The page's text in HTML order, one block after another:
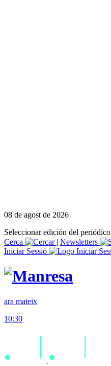
08 de agost de 2026
Seleccionar edición del periódico
Cerca
| Newsletters
Iniciar Sessió
ara mateix
10:30